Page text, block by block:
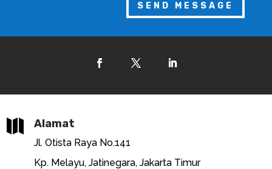
SEND MESSAGE
 Alamat
Jl. Otista Raya No.141
Kp. Melayu, Jatinegara, Jakarta Timur